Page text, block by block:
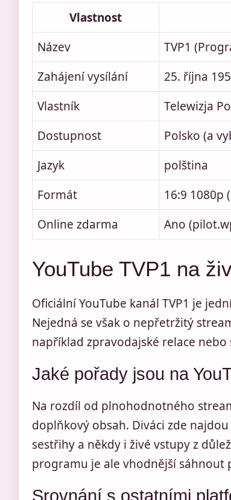
Vlastnost
Název
TVP1
Zahájení vysílání
25. října
Vlastník
Telewizja
Dostupnost
Polsko (a
Jazyk
polština
Formát
16:9 1080p
Online zdarma
Ano
YouTube TVP1 na
Oficiální YouTube kanál TVP1 je
Nejedná se však o nepřetržitý
například zpravodajské relace
Jaké pořady jsou na
Na rozdíl od plnohodnotného
doplňkový obsah. Diváci zde
sestřihy a někdy i živé vstupy z
programu je ale vhodnější sáhnout
Srovnání s ostatními